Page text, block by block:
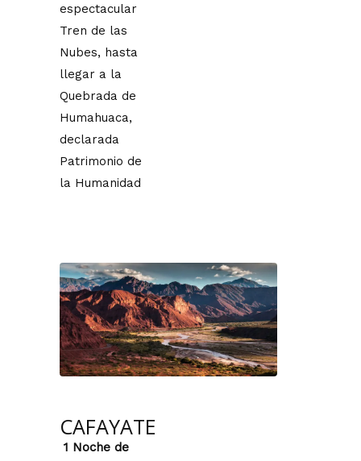
espectacular
Tren de las
Nubes, hasta
llegar a la
Quebrada de
Humahuaca,
declarada
Patrimonio de
la Humanidad
CAFAYATE
1 Noche de